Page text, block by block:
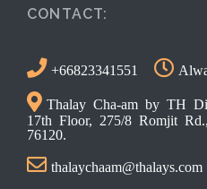
CONTACT:
+66823341551
Thalay Cha-am by TH
17th Floor, 275/8 Romjit
76120.
thalaychaam@thalays.com